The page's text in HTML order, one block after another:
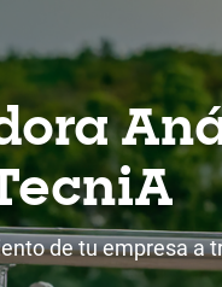
de tu empresa a